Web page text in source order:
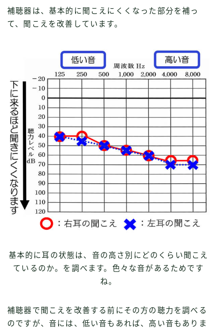
補聴器は、基本的に聞こえにくくなった部分を補っ
て、聞こえを改善しています。
基本的に耳の状態は、音の高さ別にどのくらい聞こえ
ているのか。を調べます。色々な音があるためです
ね。
補聴器で聞こえを改善する前にその方の聴力を調べる
のですが、音には、低い音もあれば、高い音もありま